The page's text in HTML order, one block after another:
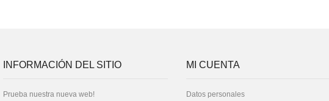
INFORMACIÓN DEL SITIO
Prueba nuestra nueva web!
MI CUENTA
Datos personales